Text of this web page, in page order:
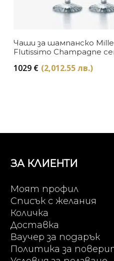
Чаши за шампанско
Flutissimo Champagne
1029 € (2,012.55 лв.)
ЗА КЛИЕНТИ
Моят профил
Списък с желания
Количка
Доставка
Ваучер за подарък
Политика за